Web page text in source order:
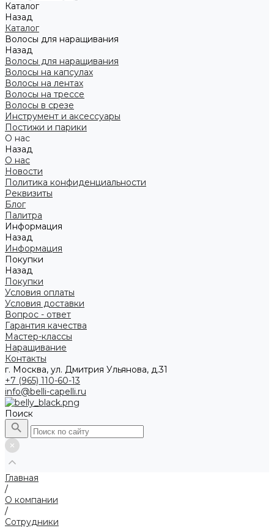
Каталог
Назад
Каталог
Волосы для наращивания
Назад
Волосы для наращивания
Волосы на капсулах
Волосы на лентах
Волосы на трессе
Волосы в срезе
Инструмент и аксессуары
Постижи и парики
О нас
Назад
О нас
Новости
Политика конфиденциальности
Реквизиты
Блог
Палитра
Информация
Назад
Информация
Покупки
Назад
Покупки
Условия оплаты
Условия доставки
Вопрос - ответ
Гарантия качества
Мастер-классы
Наращивание
Контакты
г. Москва, ул. Дмитрия Ульянова, д.31
+7 (965) 110-60-13
info@belli-capelli.ru
Поиск
Главная
/
О компании
/
Сотрудники